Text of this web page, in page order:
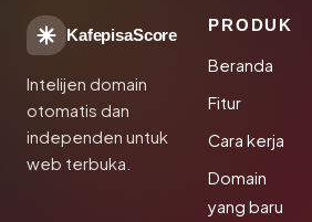
KafepisaScore
Intelijen domain
otomatis dan
independen untuk
web terbuka.
PRODUK
Beranda
Fitur
Cara kerja
Domain
yang baru